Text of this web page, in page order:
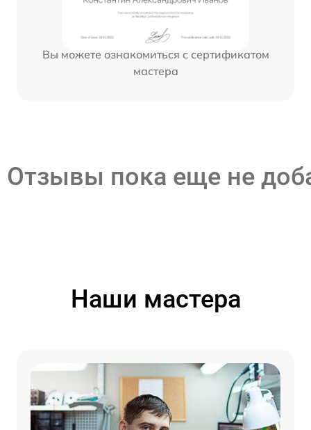
Вы можете ознакомиться с сертификатом
мастера
Отзывы пока еще не
Наши мастера